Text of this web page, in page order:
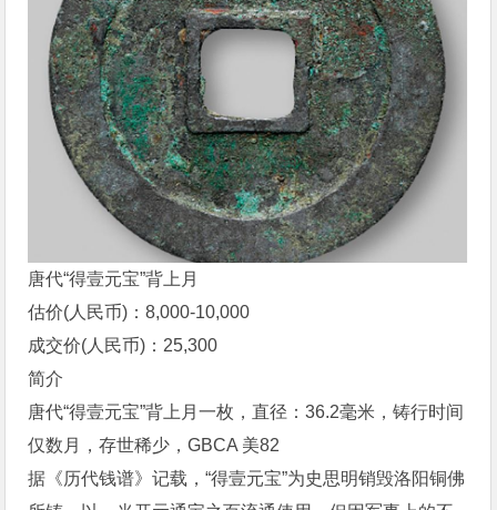
唐代“得壹元宝”背上月
估价(人民币)：8,000-10,000
成交价(人民币)：25,300
简介
唐代“得壹元宝”背上月一枚，直径：36.2毫米，铸行时间
仅数月，存世稀少，GBCA 美82
据《历代钱谱》记载，“得壹元宝”为史思明销毁洛阳铜佛